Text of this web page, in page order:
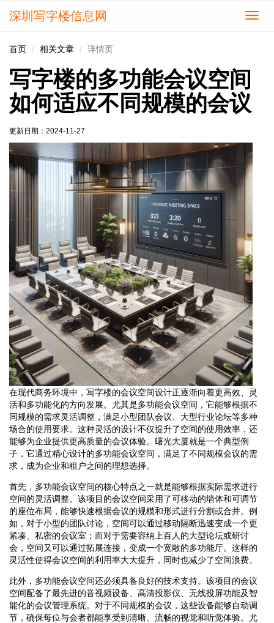
切
深圳写字楼信息网
首页 相关文章 详情页
写字楼的多功能会议空间
如何适应不同规模的会议
更新日期： 2024-11-27
在现代商务环境中，写字楼的会议空间设计正逐渐向着更高效、灵
活和多功能化的方向发展。尤其是多功能会议空间，它能够根据不
同规模的需求灵活调整，满足小型团队会议、大型行业论坛等多种
场合的使用要求。这种灵活的设计不仅提升了空间的使用效率，还
能够为企业提供更高质量的会议体验。曙光大厦就是一个典型例
子，它通过精心设计的多功能会议空间，满足了不同规模会议的需
求，成为企业和租户之间的理想选择。
首先，多功能会议空间的核心特点之一就是能够根据实际需求进行
空间的灵活调整。该项目的会议空间采用了可移动的墙体和可调节
的座位布局，能够快速根据会议的规模和形式进行分割或合并。例
如，对于小型的团队讨论，空间可以通过移动隔断迅速变成一个更
紧凑、私密的会议室；而对于需要容纳上百人的大型论坛或研讨
会，空间又可以通过拓展连接，变成一个宽敞的多功能厅。这样的
灵活性使得会议空间的利用率大大提升，同时也减少了空间浪费。
此外，多功能会议空间还必须具备良好的技术支持。该项目的会议
空间配备了最先进的音视频设备、高清投影仪、无线投屏功能及智
能化的会议管理系统。对于不同规模的会议，这些设备能够自动调
节，确保每位与会者都能享受到清晰、流畅的视觉和听觉体验。尤